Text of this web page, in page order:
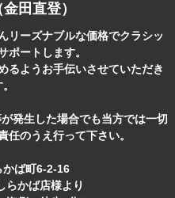
田直登）
リーズナブルな価格でクラシッ
ポートします。
るようお手伝いさせていただき
発生した場合でも当方では一切
任のうえ行って下さい。
かば町6-2-16
らかば店様より